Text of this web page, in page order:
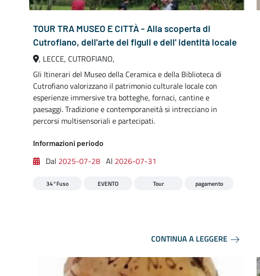
TOUR TRA MUSEO E CITTÀ - Alla scoperta di
Cutrofiano, dell'arte dei figuli e dell' identità locale
, LECCE, CUTROFIANO,
Gli Itinerari del Museo della Ceramica e della Biblioteca di
Cutrofiano valorizzano il patrimonio culturale locale con
esperienze immersive tra botteghe, fornaci, cantine e
paesaggi. Tradizione e contemporaneità si intrecciano in
percorsi multisensoriali e partecipati.
Informazioni periodo
Dal 2025-07-28 Al 2026-07-31
34°Fuso EVENTO Tour pagamento
CONTINUA A LEGGERE